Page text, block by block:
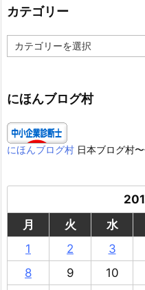
カテゴリー
テ
ー
にほんブログ村
にほんブログ村 日本ブログ村
月
火 水
1
2 3
8
9 10